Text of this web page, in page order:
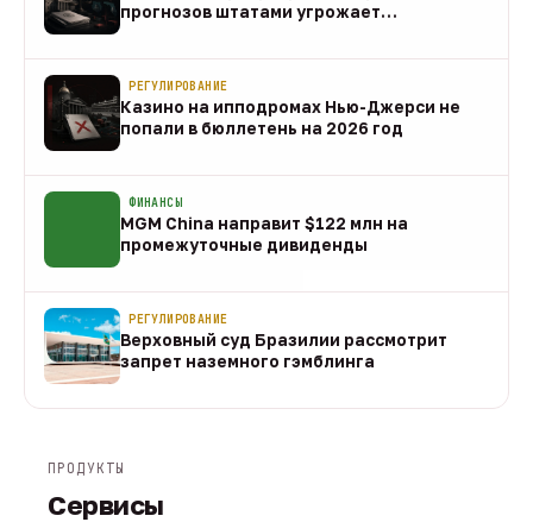
прогнозов штатами угрожает
РЕГУЛИРОВАНИЕ
Казино на ипподромах Нью-Джерси не
попали в бюллетень на 2026 год
ФИНАНСЫ
MGM China направит $122 млн на
промежуточные дивиденды
РЕГУЛИРОВАНИЕ
Верховный суд Бразилии рассмотрит
запрет наземного гэмблинга
ПРОДУКТЫ
Сервисы